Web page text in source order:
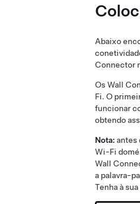
Abaixo
Connector
Os Wall
Fi. O
funcionar
obtendo
Nota: antes
Wi-Fi
Wall
a palavra-
Tenha à